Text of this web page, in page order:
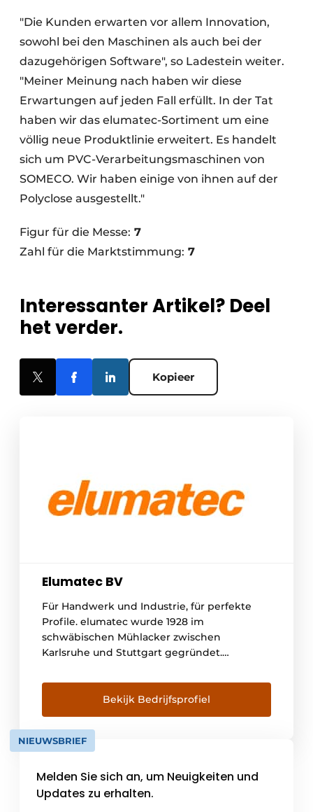
"Die Kunden erwarten vor allem Innovation,
sowohl bei den Maschinen als auch bei der
dazugehörigen Software", so Ladestein weiter.
"Meiner Meinung nach haben wir diese
Erwartungen auf jeden Fall erfüllt. In der Tat
haben wir das elumatec-Sortiment um eine
völlig neue Produktlinie erweitert. Es handelt
sich um PVC-Verarbeitungsmaschinen von
SOMECO. Wir haben einige von ihnen auf der
Polyclose ausgestellt."
Figur für die Messe: 7
Zahl für die Marktstimmung: 7
Interessanter Artikel? Deel
het verder.
Kopieer
Elumatec BV
Für Handwerk und Industrie, für perfekte
Profile. elumatec wurde 1928 im
schwäbischen Mühlacker zwischen
Karlsruhe und Stuttgart gegründet.
später Maschinen für die Holzbearbeitung. In
den 1960er Jahren spezialisierten wir uns
dann konsequent auf die Profilbearbeitung
für verschiedene Werkstoffe - mit großem
Erfolg. Dank unseres obersten Ziels [...]
Bekijk Bedrijfsprofiel
NIEUWSBRIEF
Melden Sie sich an, um Neuigkeiten und
Updates zu erhalten.